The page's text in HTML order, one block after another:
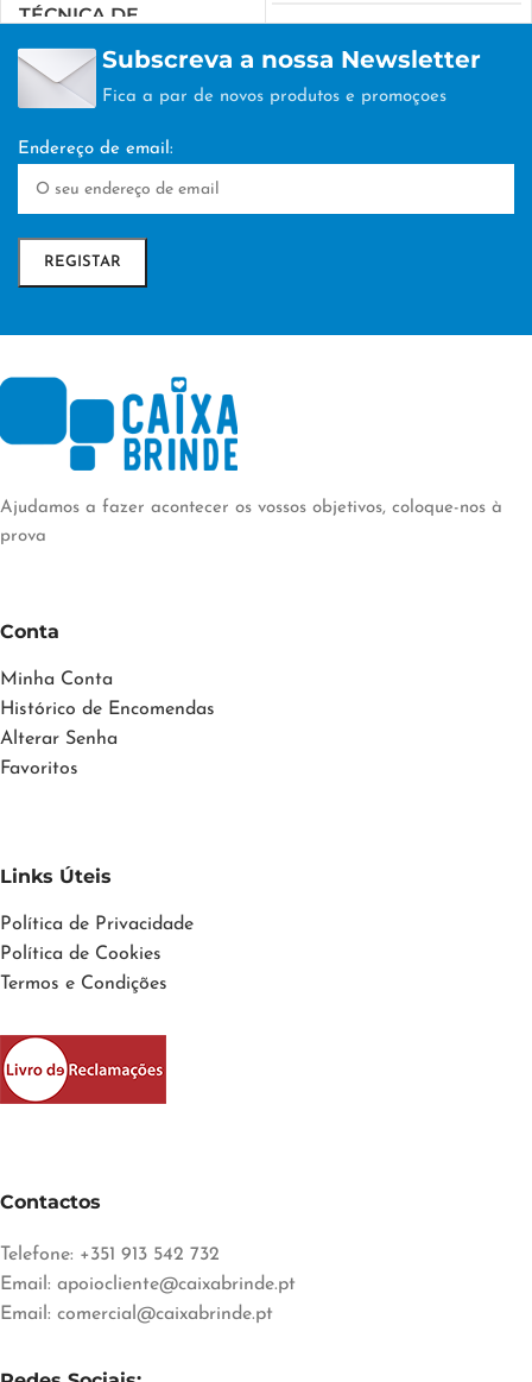
TÉCNICA DE
SERIGRAFIA
Subscreva a nossa Newsletter
Fica a par de novos produtos e promoçoes
Endereço de email:
Ajudamos a fazer acontecer os vossos objetivos, coloque-nos à
prova
Conta
Minha Conta
Histórico de Encomendas
Alterar Senha
Favoritos
Links Úteis
Política de Privacidade
Política de Cookies
Termos e Condições
Contactos
Telefone: +351 913 542 732
Email: apoiocliente@caixabrinde.pt
Email: comercial@caixabrinde.pt